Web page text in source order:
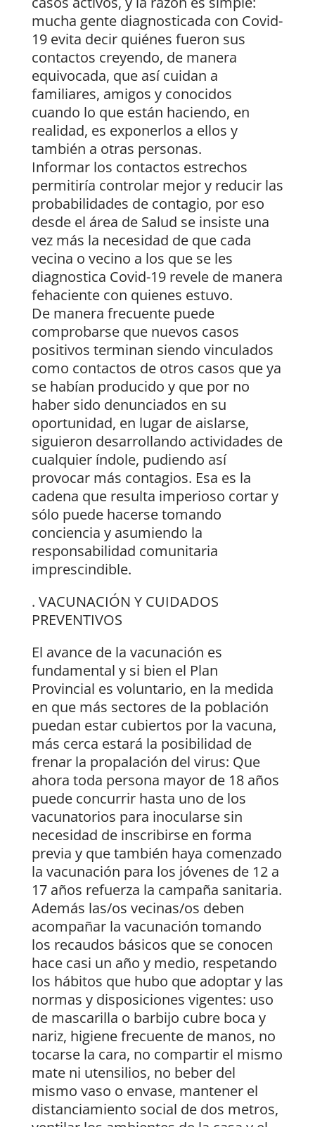
mucha gente diagnosticada con Covid-
19 evita decir quiénes fueron sus
contactos creyendo, de manera
equivocada, que así cuidan a
familiares, amigos y conocidos
cuando lo que están haciendo, en
realidad, es exponerlos a ellos y
también a otras personas.
Informar los contactos estrechos
permitiría controlar mejor y reducir las
probabilidades de contagio, por eso
desde el área de Salud se insiste una
vez más la necesidad de que cada
vecina o vecino a los que se les
diagnostica Covid-19 revele de manera
fehaciente con quienes estuvo.
De manera frecuente puede
comprobarse que nuevos casos
positivos terminan siendo vinculados
como contactos de otros casos que ya
se habían producido y que por no
haber sido denunciados en su
oportunidad, en lugar de aislarse,
siguieron desarrollando actividades de
cualquier índole, pudiendo así
provocar más contagios. Esa es la
cadena que resulta imperioso cortar y
sólo puede hacerse tomando
conciencia y asumiendo la
responsabilidad comunitaria
imprescindible.
. VACUNACIÓN Y CUIDADOS
PREVENTIVOS
El avance de la vacunación es
fundamental y si bien el Plan
Provincial es voluntario, en la medida
en que más sectores de la población
puedan estar cubiertos por la vacuna,
más cerca estará la posibilidad de
frenar la propalación del virus: Que
ahora toda persona mayor de 18 años
puede concurrir hasta uno de los
vacunatorios para inocularse sin
necesidad de inscribirse en forma
previa y que también haya comenzado
la vacunación para los jóvenes de 12 a
17 años refuerza la campaña sanitaria.
Además las/os vecinas/os deben
acompañar la vacunación tomando
los recaudos básicos que se conocen
hace casi un año y medio, respetando
los hábitos que hubo que adoptar y las
normas y disposiciones vigentes: uso
de mascarilla o barbijo cubre boca y
nariz, higiene frecuente de manos, no
tocarse la cara, no compartir el mismo
mate ni utensilios, no beber del
mismo vaso o envase, mantener el
distanciamiento social de dos metros,